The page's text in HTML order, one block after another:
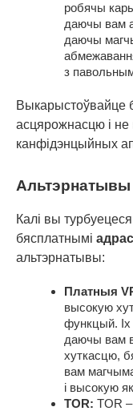
робячы
даючы вам
даючы
з
Выкарыстоўвайце
асцярожнасцю і не
канфідэнцыйных
Калі вы
бясплатнымі
альтэрнатывы:
Платныя
высокую
функцый.
даючы вам
хуткасцю,
вам
і высокую
TOR: TOR –